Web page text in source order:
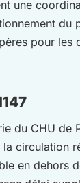
une
pour
du CHU de
circulation
en